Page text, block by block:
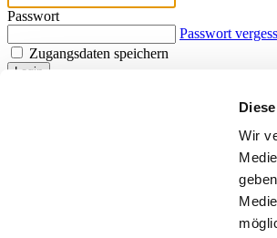
Wir
Passwort
Passwort
Zugangsdaten speichern
Login
Datenschutzerklärung